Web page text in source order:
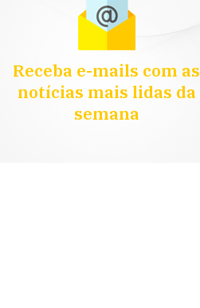
Receba e-mails com as
notícias mais lidas da
semana